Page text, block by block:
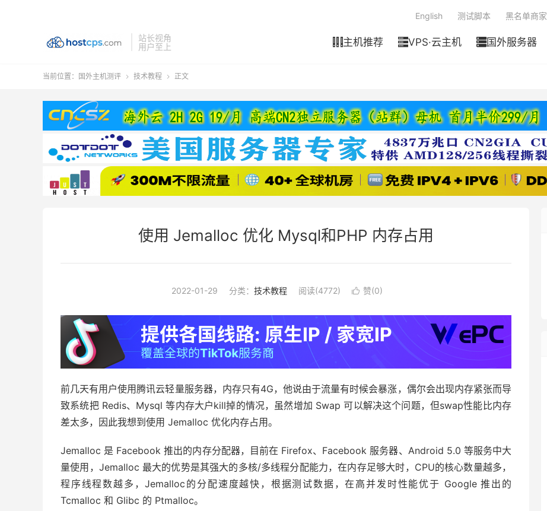
站长视角
用户至上
主机推荐 VPS·云主机 国外服务器
English 测试脚本 黑名单商家
当前位置： 国外主机测评  技术教程  正文
使用 Jemalloc 优化 Mysql和PHP 内存占用
2022-01-29 分类： 技术教程 阅读(4772)  赞(0)
前几天有用户使用腾讯云轻量服务器，内存只有4G，他说由于流量有时候会暴涨，偶尔会出现内存紧张而导
致系统把 Redis、Mysql 等内存大户kill掉的情况，虽然增加 Swap 可以解决这个问题，但swap性能比内存
差太多，因此我想到使用 Jemalloc 优化内存占用。
Jemalloc 是 Facebook 推出的内存分配器，目前在 Firefox、Facebook 服务器、Android 5.0 等服务中大
量使用，Jemalloc 最大的优势是其强大的多核/多线程分配能力，在内存足够大时，CPU的核心数量越多，
程序线程数越多，Jemalloc的分配速度越快，根据测试数据，在高并发时性能优于 Google 推出的
Tcmalloc 和 Glibc 的 Ptmalloc。